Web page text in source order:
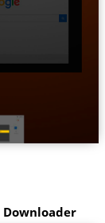
Downloader